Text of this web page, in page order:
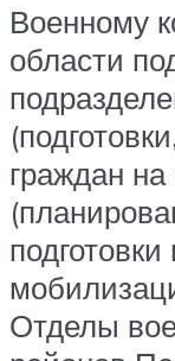
Военному
области
граждан
подготовки
Отделы